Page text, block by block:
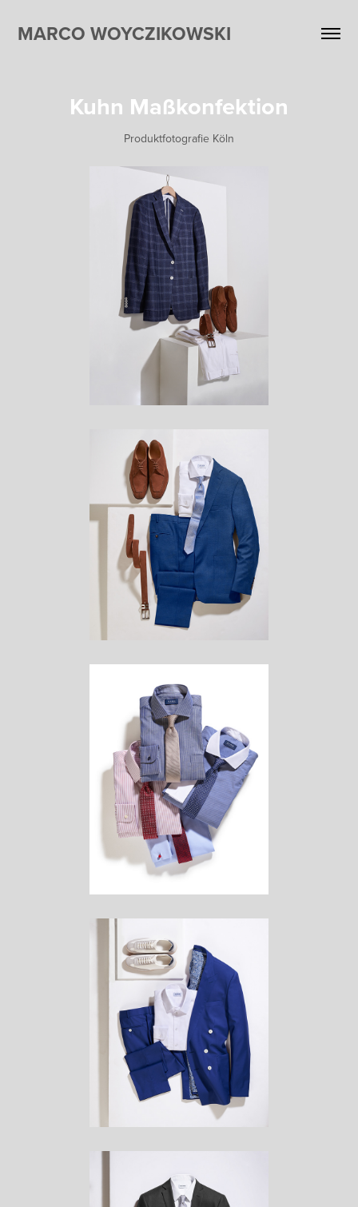
MARCO WOYCZIKOWSKI
Kuhn Maßkonfektion
Produktfotografie Köln